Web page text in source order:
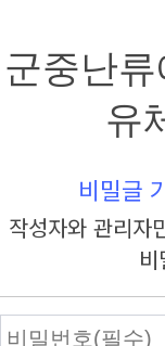
군중난
유
비밀글
작성자와 관리자